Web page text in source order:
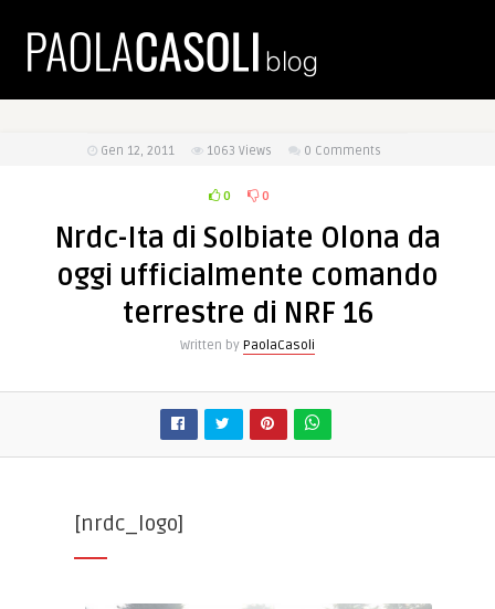
Gen 12, 2011 1063 Views 0 Comments
0 0
Nrdc-Ita di Solbiate Olona da
oggi ufficialmente comando
terrestre di NRF 16
Written by PaolaCasoli
[nrdc_logo]